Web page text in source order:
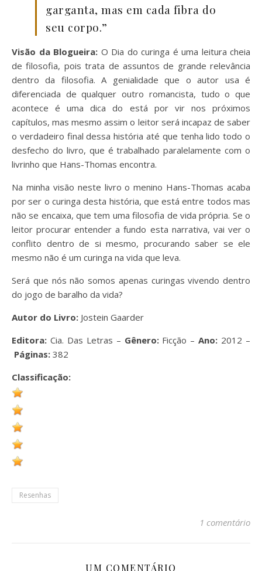
garganta, mas em cada fibra do
seu corpo.”
Visão da Blogueira: O Dia do curinga é uma leitura cheia
de filosofia, pois trata de assuntos de grande relevância
dentro da filosofia. A genialidade que o autor usa é
diferenciada de qualquer outro romancista, tudo o que
acontece é uma dica do está por vir nos próximos
capítulos, mas mesmo assim o leitor será incapaz de saber
o verdadeiro final dessa história até que tenha lido todo o
desfecho do livro, que é trabalhado paralelamente com o
livrinho que Hans-Thomas encontra.
Na minha visão neste livro o menino Hans-Thomas acaba
por ser o curinga desta história, que está entre todos mas
não se encaixa, que tem uma filosofia de vida própria. Se o
leitor procurar entender a fundo esta narrativa, vai ver o
conflito dentro de si mesmo, procurando saber se ele
mesmo não é um curinga na vida que leva.
Será que nós não somos apenas curingas vivendo dentro
do jogo de baralho da vida?
Autor do Livro: Jostein Gaarder
Editora: Cia. Das Letras – Gênero:Ficção –Ano: 2012 –
Páginas: 382
Classificação:
Resenhas
1 comentário
UM COMENTÁRIO